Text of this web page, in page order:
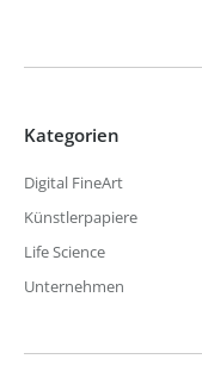
Kategorien
Digital FineArt
Künstlerpapiere
Life Science
Unternehmen